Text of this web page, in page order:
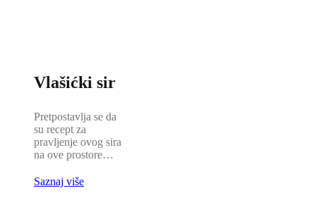
Vlašićki sir
Pretpostavlja se da
su recept za
pravljenje ovog sira
na ove prostore…
Saznaj više